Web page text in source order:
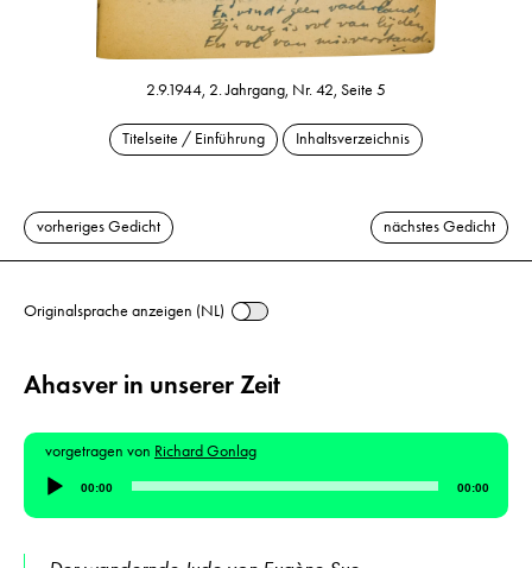
2.9.1944, 2. Jahrgang, Nr. 42, Seite 5
Titelseite / Einführung Inhaltsverzeichnis
vorheriges Gedicht nächstes Gedicht
Originalsprache anzeigen (NL)
Ahasver in unserer Zeit
vorgetragen von Richard Gonlag
Audio-
Player
00:00 00:00